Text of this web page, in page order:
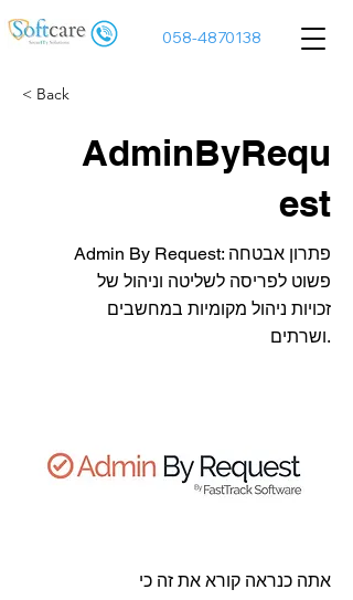
058-4870138
< Back
AdminByRequ
est
Admin By Request: פתרון אבטחה
פשוט לפריסה לשליטה וניהול של
זכויות ניהול מקומיות במחשבים
ושרתים.
אתה כנראה קורא את זה כי